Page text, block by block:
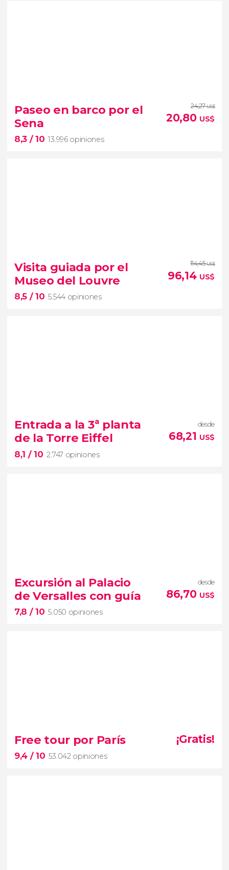
Paseo en barco por el
Sena
8,3 / 10 13.996 opiniones
24,27US$
20,80 US$
13.996 opiniones
paseo en barco por el Sena
ver París desde una perspectiva única
Visita guiada por el
Museo del Louvre
8,5 / 10 5.544 opiniones
114,45US$
96,14 US$
visita guiada por el Museo del Louvre
pinacotecas más
importantes del mundo
Entrada a la 3ª planta
de la Torre Eiffel
8,1 / 10 2.747 opiniones
desde
68,21 US$
2.747 opiniones
mejores vistas de París
entradas para la cima de la Torre
Eiffel
tercera planta
Excursión al Palacio
de Versalles con guía
7,8 / 10 5.050 opiniones
desde
86,70 US$
5.050 opiniones
excursión al Palacio de Versalles desde París
monumentos más famosos
Free tour por París
9,4 / 10 53.042 opiniones
¡Gratis!